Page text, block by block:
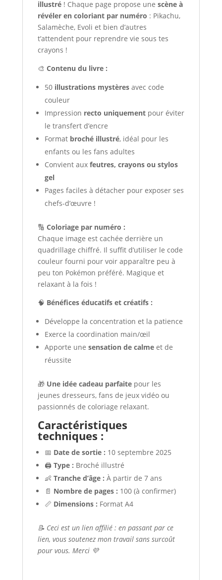
illustré! Chaque page propose une scène à
révéler en coloriant par numéro : Pikachu,
Salamèche, Evoli et bien d’autres
t’attendent pour reprendre vie sous tes
crayons !
🎨 Contenu du livre :
50 illustrations mystèresavec code
couleur
Impression recto uniquementpour éviter
le transfert d’encre
Format broché illustré, idéal pour les
enfants ou les fans adultes
Convient aux feutres, crayons ou stylos
gel
Pages faciles à détacher pour exposer ses
chefs-d’œuvre !
🔢 Coloriage par numéro :
Chaque image est cachée derrière un
quadrillage chiffré. Il suffit d’utiliser le code
couleur fourni pour voir apparaître peu à
peu ton Pokémon préféré. Magique et
relaxant à la fois !
🧠 Bénéfices éducatifs et créatifs :
Développe la concentration et la patience
Exerce la coordination main/œil
Apporte une sensation de calmeet de
réussite
🎁 Une idée cadeau parfaitepour les
jeunes dresseurs, fans de jeux vidéo ou
passionnés de coloriage relaxant.
Caractéristiques
techniques :
📅 Date de sortie : 10 septembre 2025
🖨️ Type : Broché illustré
👶 Tranche d’âge : À partir de 7 ans
📄 Nombre de pages : 100 (à confirmer)
📏 Dimensions : Format A4
📝 Ceci est un lien affilié : en passant par ce
lien, vous soutenez mon travail sans surcoût
pour vous. Merci 💜